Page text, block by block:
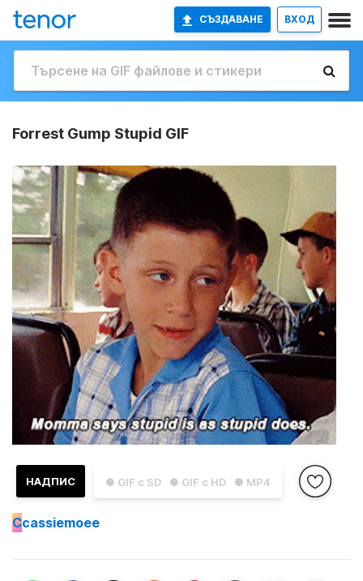
СЪЗДАВАНЕ ВХОД
Forrest Gump Stupid GIF
● GIF с SD ● GIF с HD ● MP4
НАДПИС
Ccassiemoee